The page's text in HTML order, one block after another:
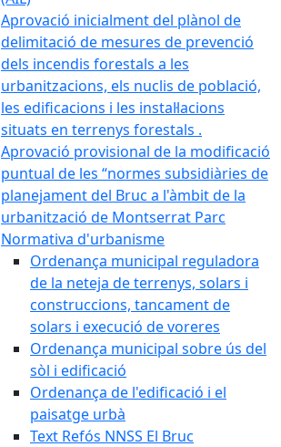
Aprovació inicialment del plànol de
delimitació de mesures de prevenció
dels incendis forestals a les
urbanitzacions, els nuclis de població,
les edificacions i les instal·lacions
situats en terrenys forestals .
Aprovació provisional de la modificació
puntual de les “normes subsidiàries de
planejament del Bruc a l'àmbit de la
urbanització de Montserrat Parc
Normativa d'urbanisme
Ordenança municipal reguladora
de la neteja de terrenys, solars i
construccions, tancament de
solars i execució de voreres
Ordenança municipal sobre ús del
sòl i edificació
Ordenança de l'edificació i el
paisatge urbà
Text Refós NNSS El Bruc